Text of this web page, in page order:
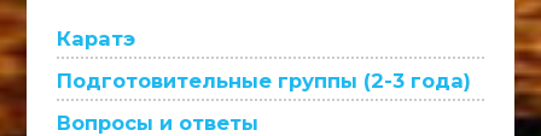
Каратэ
Подготовительные группы (2-3 года)
Вопросы и ответы